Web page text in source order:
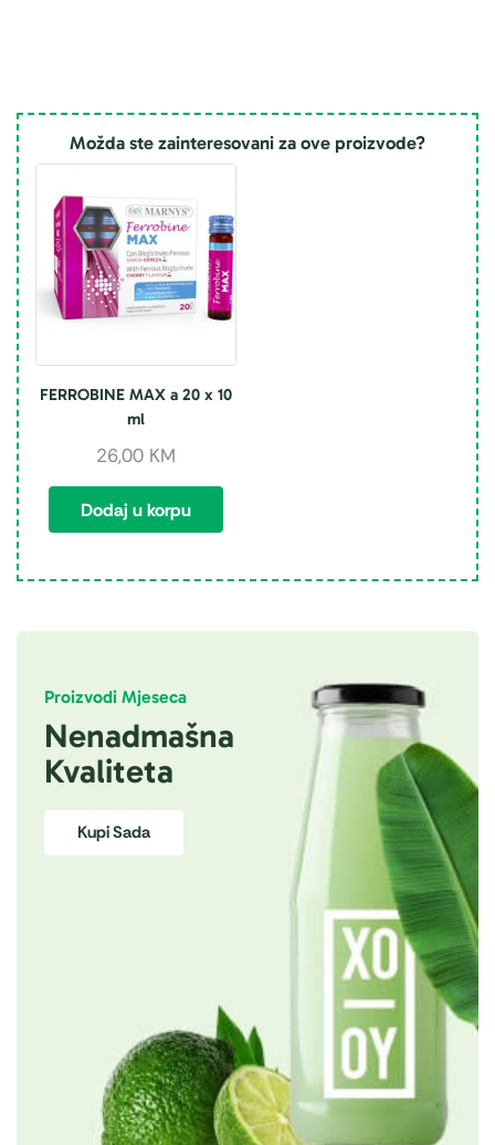
Možda ste zainteresovani za ove proizvode?
FERROBINE MAX a 20 x 10
ml
26,00 KM
Dodaj u korpu
Proizvodi Mjeseca
Nenadmašna
Kvaliteta
Kupi Sada